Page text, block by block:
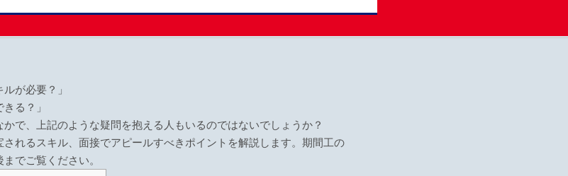
が必要？」
る？」
で、上記のような疑問を抱える人もいるのではないでしょうか？
れるスキル、面接でアピールすべきポイントを解説します。期間工の
でご覧ください。